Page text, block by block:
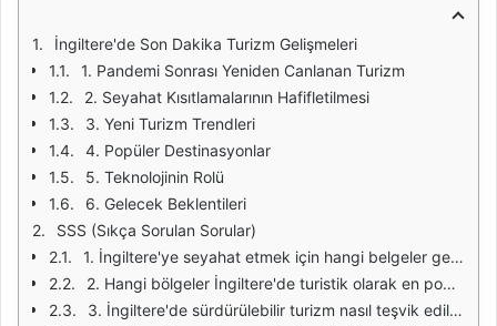
İngiltere'de Son Dakika Turizm Gelişmeleri
1. Pandemi Sonrası Yeniden Canlanan Turizm
2. Seyahat Kısıtlamalarının Hafifletilmesi
3. Yeni Turizm Trendleri
4. Popüler Destinasyonlar
5. Teknolojinin Rolü
6. Gelecek Beklentileri
SSS (Sıkça Sorulan Sorular)
1. İngiltere'ye seyahat etmek için hangi belgeler gereklidir?
2. Hangi bölgeler İngiltere'de turistik olarak en popülerdir?
3. İngiltere'de sürdürülebilir turizm nasıl teşvik ediliyor?